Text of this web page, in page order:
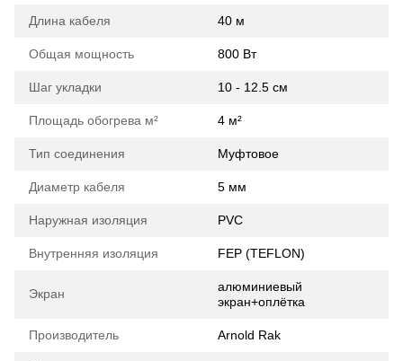
Длина кабеля 40 м
Общая мощность 800 Вт
Шаг укладки 10 - 12.5 см
Площадь обогрева м² 4 м²
Тип соединения Муфтовое
Диаметр кабеля 5 мм
Наружная изоляция PVC
Внутренняя изоляция FEP (TEFLON)
Экран
алюминиевый
экран+оплётка
Производитель Arnold Rak